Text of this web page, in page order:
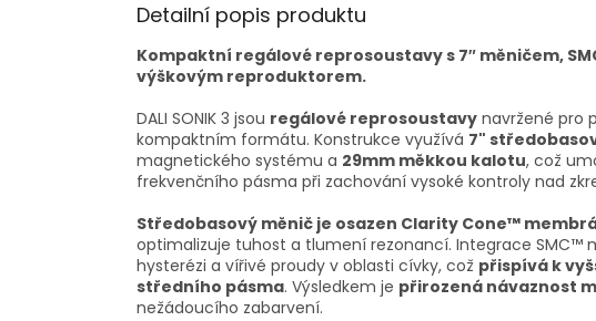
Detailní popis produktu
Kompaktní regálové reprosoustavy s 7″ měničem,
výškovým reproduktorem.
DALI SONIK 3 jsou regálové reprosoustavy navržené pro
kompaktním formátu. Konstrukce využívá 7"
magnetického systému a 29mm měkkou kalotu, což
frekvenčního pásma při zachování vysoké kontroly nad
Středobasový měnič je osazen Clarity Cone™
optimalizuje tuhost a tlumení rezonancí. Integrace SMC™
hysterézi a vířivé proudy v oblasti cívky, což přispívá k
středního pásma. Výsledkem je přirozená návaznost
nežádoucího zabarvení.